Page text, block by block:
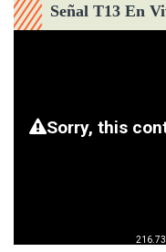
Señal T13 En